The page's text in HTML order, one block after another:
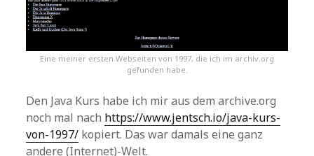
Eine meiner ersten Webseiten von 1997, die ich im archiv.org
gefunden habe.
Den Java Kurs habe ich mir aus dem archive.org
noch mal nach https://www.jentsch.io/java-kurs-
von-1997/ kopiert. Das war damals eine ganz
andere (Internet)-Welt.